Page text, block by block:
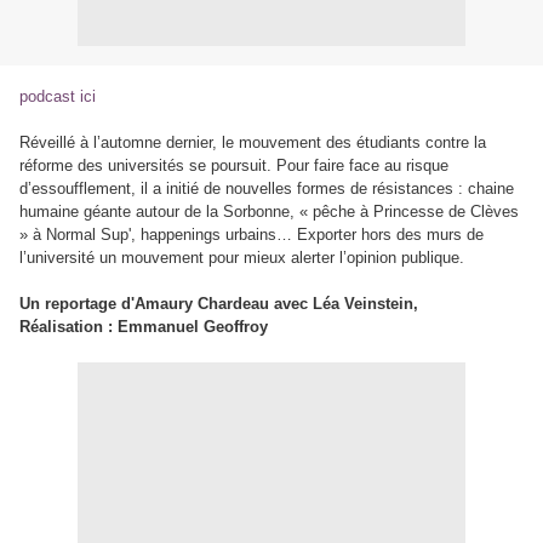
podcast ici
Réveillé à l’automne dernier, le mouvement des étudiants contre la
réforme des universités se poursuit. Pour faire face au risque
d’essoufflement, il a initié de nouvelles formes de résistances : chaine
humaine géante autour de la Sorbonne, « pêche à Princesse de Clèves
» à Normal Sup', happenings urbains… Exporter hors des murs de
l’université un mouvement pour mieux alerter l’opinion publique.
Un reportage d'Amaury Chardeau avec Léa Veinstein,
Réalisation : Emmanuel Geoffroy